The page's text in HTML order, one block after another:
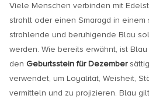
Viele Menschen verbinden mit
strahlt oder einen Smaragd in einem
strahlende und beruhigende Blau
werden. Wie bereits erwähnt, ist
den Geburtsstein für Dezember
verwendet, um Loyalität, Weisheit,
vermitteln und zu projizieren. Blau